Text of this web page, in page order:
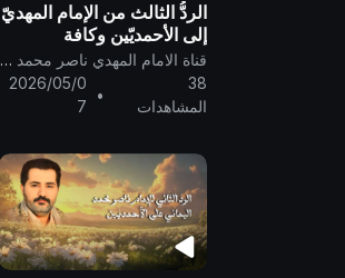
الردُّ الثالث من الإمام المهديّ
إلى الأحمديّين وكافة
المسلمين والنّصارى والناس
أجمعين ..
قناة الامام المهدي ناصر محمد اليماني
38
المشاهدات
•
2026/05/0
7